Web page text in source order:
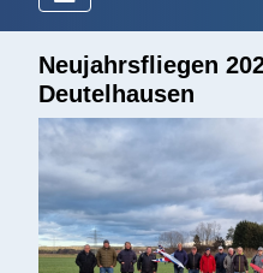
Neujahrsfliegen
Deutelhausen